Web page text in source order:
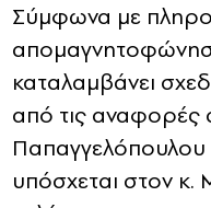
Σύμφωνα με
καταλαμβάνει
από τις
υπόσχεται στον